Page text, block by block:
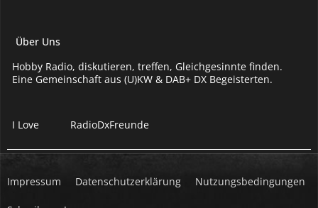
Über Uns
Hobby Radio, diskutieren, treffen, Gleichgesinnte finden.
Eine Gemeinschaft aus (U)KW & DAB+ DX Begeisterten.
I Love RadioDxFreunde
Impressum Datenschutzerklärung Nutzungsbedingungen